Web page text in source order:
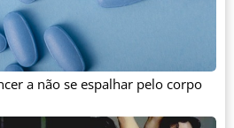
a não se espalhar pelo corpo